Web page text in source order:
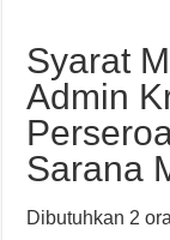
Syarat
Admin
Sarana
Dibutuhkan 2